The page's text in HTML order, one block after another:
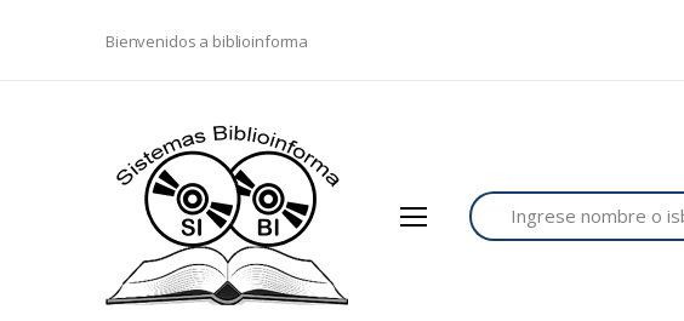
Bienvenidos a biblioinforma
BIBLIOINFORMA
EDITORIALES
Search